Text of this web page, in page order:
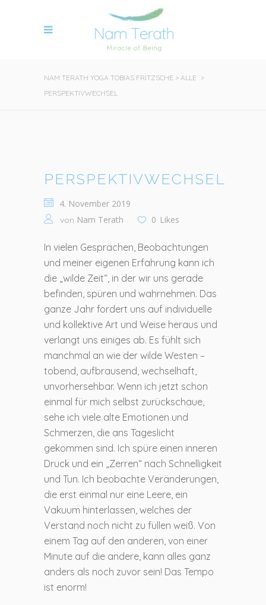
NAM TERATH YOGA TOBIAS FRITZSCHE > ALLE >
PERSPEKTIVWECHSEL
PERSPEKTIVWECHSEL
4. November 2019
von Nam Terath 0 Likes
In vielen Gesprächen, Beobachtungen
und meiner eigenen Erfahrung kann ich
die „wilde Zeit“, in der wir uns gerade
befinden, spüren und wahrnehmen. Das
ganze Jahr fordert uns auf individuelle
und kollektive Art und Weise heraus und
verlangt uns einiges ab. Es fühlt sich
manchmal an wie der wilde Westen –
tobend, aufbrausend, wechselhaft,
unvorhersehbar. Wenn ich jetzt schon
einmal für mich selbst zurückschaue,
sehe ich viele alte Emotionen und
Schmerzen, die ans Tageslicht
gekommen sind. Ich spüre einen inneren
Druck und ein „Zerren“ nach Schnelligkeit
und Tun. Ich beobachte Veränderungen,
die erst einmal nur eine Leere, ein
Vakuum hinterlassen, welches der
Verstand noch nicht zu füllen weiß. Von
einem Tag auf den anderen, von einer
Minute auf die andere, kann alles ganz
anders als noch zuvor sein! Das Tempo
ist enorm!